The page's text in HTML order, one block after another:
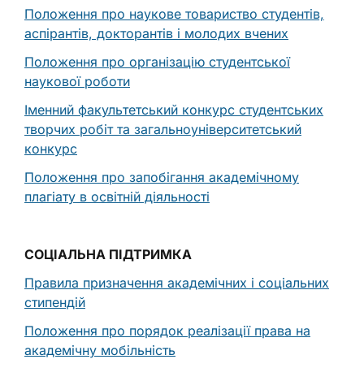
Положення про наукове товариство студентів,
аспірантів, докторантів і молодих вчених
Положення про організацію студентської
наукової роботи
Іменний факультетський конкурс студентських
творчих робіт та загальноуніверситетський
конкурс
Положення про запобігання академічному
плагіату в освітній діяльності
СОЦІАЛЬНА ПІДТРИМКА
Правила призначення академічних і соціальних
стипендій
Положення про порядок реалізації права на
академічну мобільність